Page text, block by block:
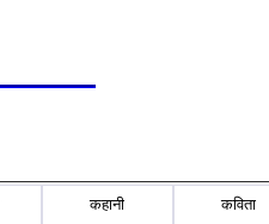
कहानी कविता